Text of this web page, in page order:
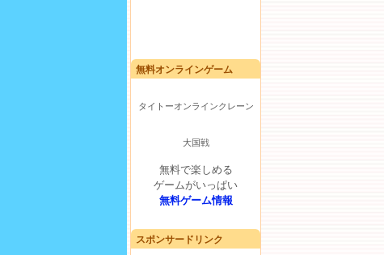
無料オンラインゲーム
タイトーオンラインクレーン
大国戦
無料で楽しめる
ゲームがいっぱい
無料ゲーム情報
スポンサードリンク